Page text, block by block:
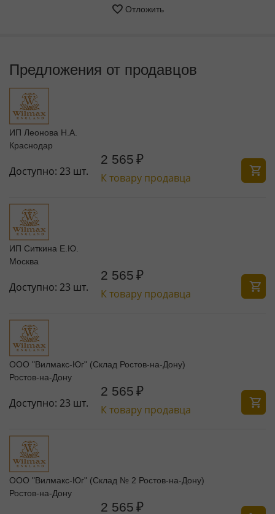
Отложить
Предложения от продавцов
ИП Леонова Н.А.
Краснодар
Доступно: 23 шт.
2 565 ₽
К товару продавца
ИП Ситкина Е.Ю.
Москва
Доступно: 23 шт.
2 565 ₽
К товару продавца
ООО "Вилмакс-Юг" (Склад Ростов-на-Дону)
Ростов-на-Дону
Доступно: 23 шт.
2 565 ₽
К товару продавца
ООО "Вилмакс-Юг" (Склад № 2 Ростов-на-Дону)
Ростов-на-Дону
2 565 ₽